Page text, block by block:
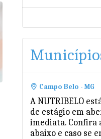
Campo Belo - MG
A NUTRIBELO
de estágio em
imediata. Confira
abaixo e caso se